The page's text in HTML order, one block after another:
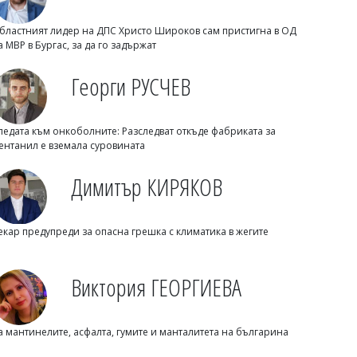
Флагман.БГ
посвещава три поредни вечери на
лидер на ДПС Христо Широков сам пристигна в ОД
МВР в Бургас, за да го задържат
Георги РУСЧЕВ
към онкоболните: Разследват откъде фабриката за
е вземала суровината
Димитър КИРЯКОВ
предупреди за опасна грешка с климатика в жегите
Виктория ГЕОРГИЕВА
мантинелите, асфалта, гумите и манталитета на българина